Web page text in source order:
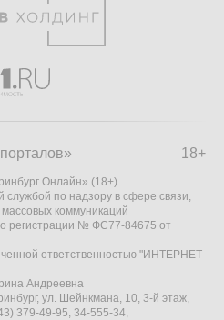
18+
Онлайн» (18+)
службой по надзору в сфере связи,
коммуникаций
регистрации № ФС77-84675 от
ответственностью "ИНТЕРНЕТ
Андреевна
ул. Шейнкмана, 10, 3-й этаж,
379-49-95, 34-555-34,